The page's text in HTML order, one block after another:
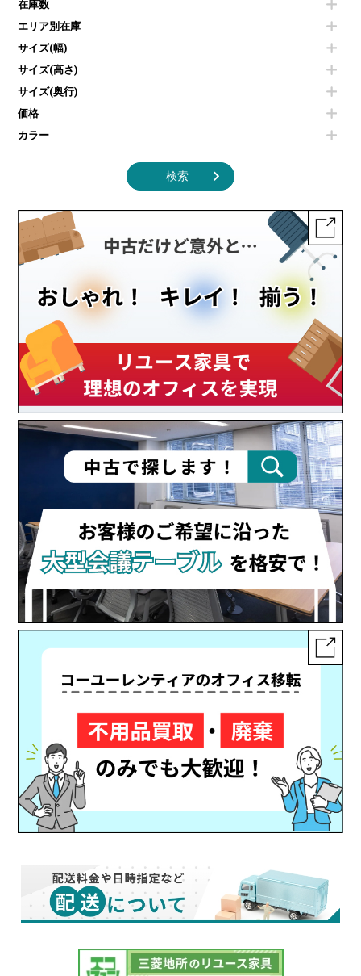
傘立て
食器棚・キッチンキャビネット
カタログスタンド
オフィスアクセサリーその他
ベンチ・スツール
ソファ
シェルフ
ダストボックス（ゴミ箱）
インテリア家具その他
液晶テレビ・モニター類
エアコン
照明機器
掃除機
季節家電
在庫数
エリア別在庫
サイズ(幅)
サイズ(高さ)
サイズ(奥行)
価格
カラー
検索